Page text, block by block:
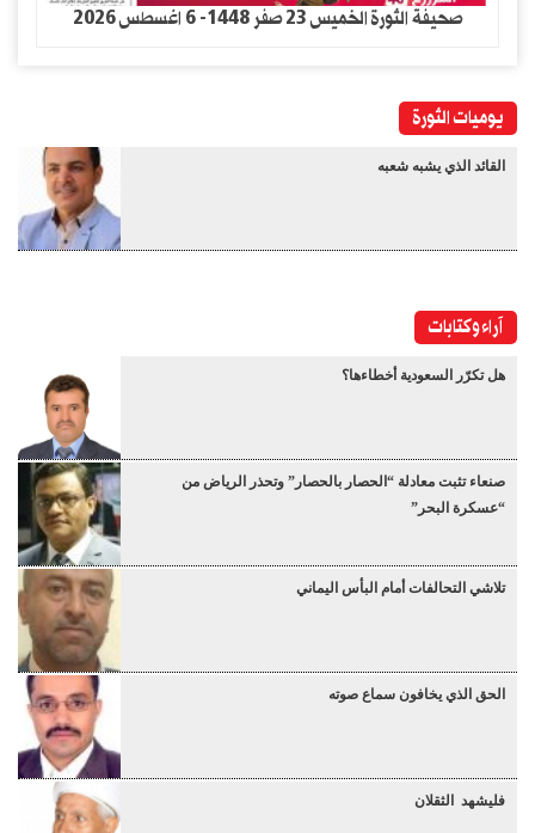
صحيفة الثورة الخميس 23 صفر 1448- 6 اغسطس 2026
يوميات الثورة
القائد الذي يشبه شعبه
آراء وكتابات
هل تكرّر السعودية أخطاءها؟
صنعاء تثبت معادلة “الحصار بالحصار” وتحذر الرياض من
“عسكرة البحر”
تلاشي التحالفات أمام البأس اليماني
الحق الذي يخافون سماع صوته
فليشهد الثقلان